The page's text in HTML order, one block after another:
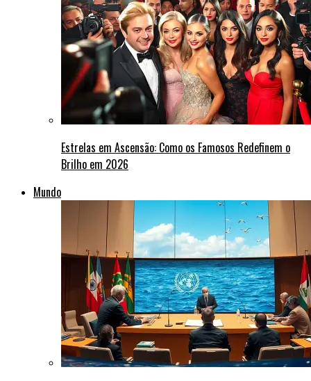
Estrelas em Ascensão: Como os Famosos Redefinem o
Brilho em 2026
Mundo